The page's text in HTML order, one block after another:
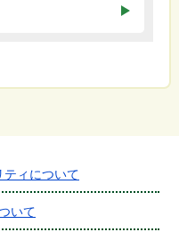
ティについて
いて